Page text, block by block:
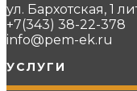
ул. Бархотская, 1
+7(343) 38-22-378
info@pem-ek.ru
УСЛУГИ